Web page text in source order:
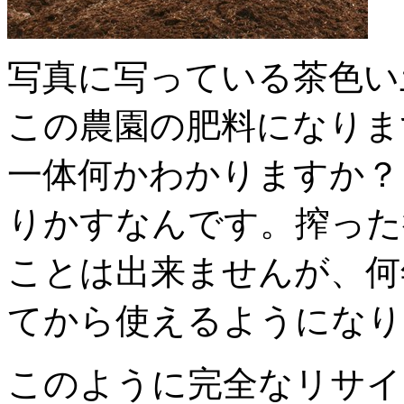
写真に写っている茶色
この農園の肥料になり
一体何かわかりますか
りかすなんです。搾っ
ことは出来ませんが、
てから使えるようにな
このように完全なリサ